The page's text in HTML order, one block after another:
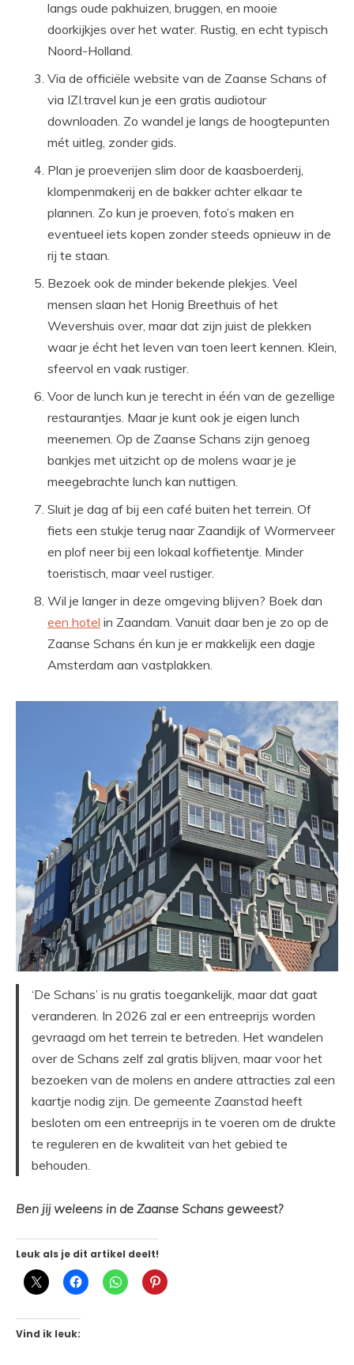
langs oude pakhuizen, bruggen, en mooie
doorkijkjes over het water. Rustig, en echt typisch
Noord-Holland.
Via de officiële website van de Zaanse Schans of
via IZI.travel kun je een gratis audiotour
downloaden. Zo wandel je langs de hoogtepunten
mét uitleg, zonder gids.
Plan je proeverijen slim door de kaasboerderij,
klompenmakerij en de bakker achter elkaar te
plannen. Zo kun je proeven, foto’s maken en
eventueel iets kopen zonder steeds opnieuw in de
rij te staan.
Bezoek ook de minder bekende plekjes. Veel
mensen slaan het Honig Breethuis of het
Wevershuis over, maar dat zijn juist de plekken
waar je écht het leven van toen leert kennen. Klein,
sfeervol en vaak rustiger.
Voor de lunch kun je terecht in één van de gezellige
restaurantjes. Maar je kunt ook je eigen lunch
meenemen. Op de Zaanse Schans zijn genoeg
bankjes met uitzicht op de molens waar je je
meegebrachte lunch kan nuttigen.
Sluit je dag af bij een café buiten het terrein. Of
fiets een stukje terug naar Zaandijk of Wormerveer
en plof neer bij een lokaal koffietentje. Minder
toeristisch, maar veel rustiger.
Wil je langer in deze omgeving blijven? Boek dan
een hotel in Zaandam. Vanuit daar ben je zo op de
Zaanse Schans én kun je er makkelijk een dagje
Amsterdam aan vastplakken.
‘De Schans’ is nu gratis toegankelijk, maar dat gaat
veranderen. In 2026 zal er een entreeprijs worden
gevraagd om het terrein te betreden. Het wandelen
over de Schans zelf zal gratis blijven, maar voor het
bezoeken van de molens en andere attracties zal een
kaartje nodig zijn. De gemeente Zaanstad heeft
besloten om een entreeprijs in te voeren om de drukte
te reguleren en de kwaliteit van het gebied te
behouden.
Ben jij weleens in de Zaanse Schans geweest?
Leuk als je dit artikel deelt!
Vind ik leuk: